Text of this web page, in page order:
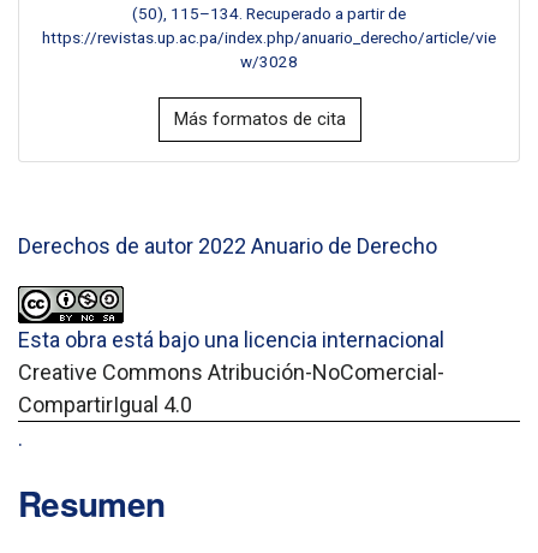
(50), 115–134. Recuperado a partir de
https://revistas.up.ac.pa/index.php/anuario_derecho/article/vie
w/3028
Más formatos de cita
Derechos de autor 2022 Anuario de Derecho
Esta obra está bajo una licencia internacional
Creative Commons Atribución-NoComercial-
CompartirIgual 4.0
.
Resumen